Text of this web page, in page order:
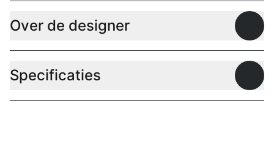
Over de designer
Specificaties